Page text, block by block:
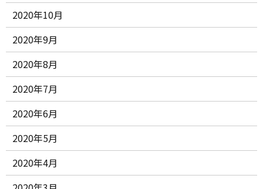
2020年10月
2020年9月
2020年8月
2020年7月
2020年6月
2020年5月
2020年4月